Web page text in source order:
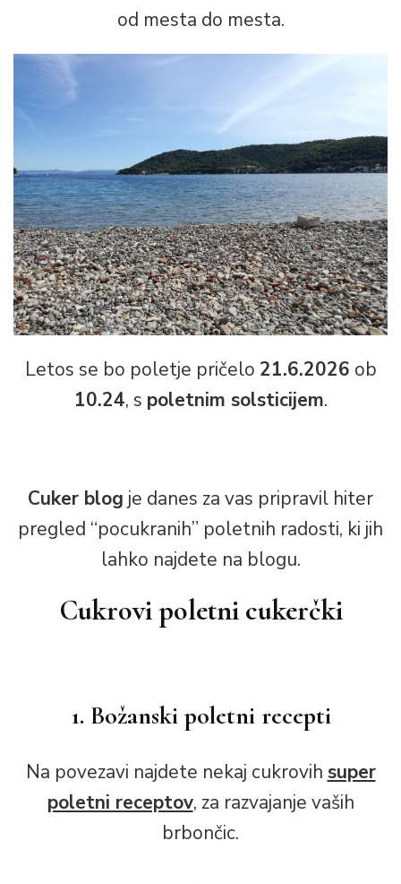
od mesta do mesta.
Letos se bo poletje pričelo 21.6.2026 ob
10.24, s poletnim solsticijem.
Cuker blog je danes za vas pripravil hiter
pregled “pocukranih” poletnih radosti, ki jih
lahko najdete na blogu.
Cukrovi poletni cukerčki
1. Božanski poletni recepti
Na povezavi najdete nekaj cukrovih super
poletni receptov, za razvajanje vaših
brbončic.